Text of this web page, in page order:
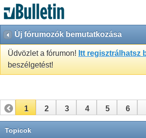
Új fórumozók bemutatkozása
Üdvözlet a fórumon! Itt regisztrálhatsz
beszélgetést!
1 2 3 4 5 6
11
Topicok